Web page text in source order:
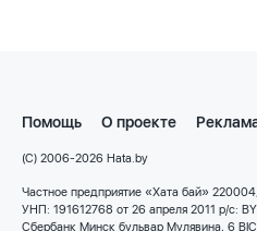
Помощь О проекте
(C) 2006-2026 Hata.by
Частное предприятие «Хата бай»
УНП: 191612768 от 26 апреля 2011 р/с:
Сбербанк Минск бульвар Мулявина, 6